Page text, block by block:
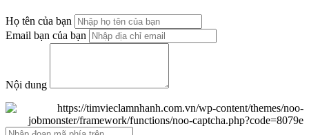
Họ tên của bạn
Email bạn của bạn
Nội dung